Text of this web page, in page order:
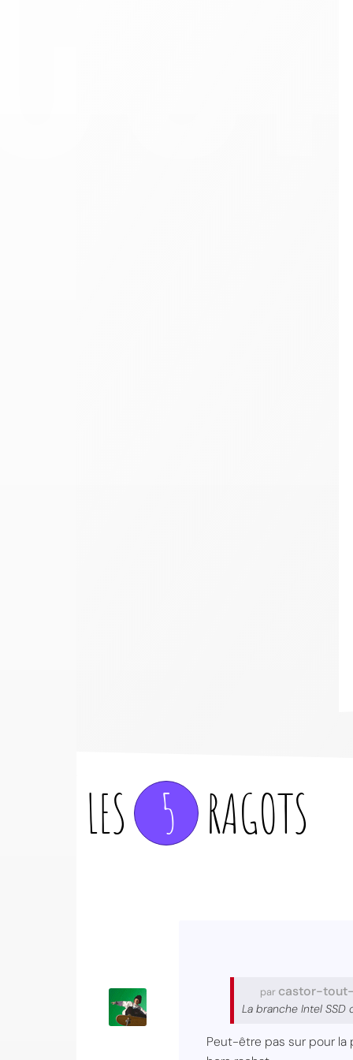
LES 5 RAGOTS
par castor-
La branche Intel SSD
Peut-être pas sur pour la